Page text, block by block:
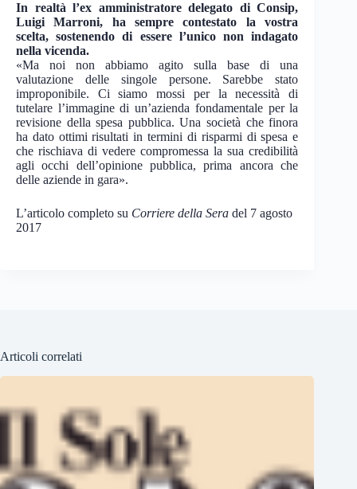
In realtà l’ex amministratore delegato di Consip,
Luigi Marroni, ha sempre contestato la vostra
scelta, sostenendo di essere l’unico non indagato
nella vicenda.
«Ma noi non abbiamo agito sulla base di una
valutazione delle singole persone. Sarebbe stato
improponibile. Ci siamo mossi per la necessità di
tutelare l’immagine di un’azienda fondamentale per la
revisione della spesa pubblica. Una società che finora
ha dato ottimi risultati in termini di risparmi di spesa e
che rischiava di vedere compromessa la sua credibilità
agli occhi dell’opinione pubblica, prima ancora che
delle aziende in gara».
L’articolo completo su Corriere della Sera del 7 agosto
2017
Articoli correlati